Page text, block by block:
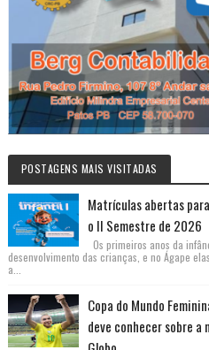
POSTAGENS MAIS VISITADAS
Matrículas abertas
o II Semestre de 2026
Os primeiros anos da
desenvolvimento das crianças, e no Ágape
a...
Copa do Mundo
deve conhecer sobre a